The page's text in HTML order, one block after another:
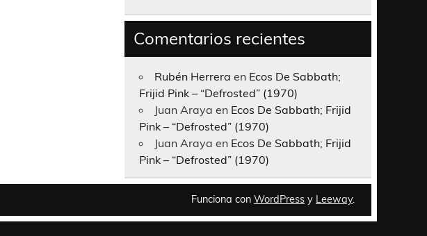
Comentarios recientes
Rubén Herrera en Ecos De Sabbath;
Frijid Pink – “Defrosted” (1970)
Juan Araya en Ecos De Sabbath; Frijid
Pink – “Defrosted” (1970)
Juan Araya en Ecos De Sabbath; Frijid
Pink – “Defrosted” (1970)
Funciona con WordPress y Leeway.